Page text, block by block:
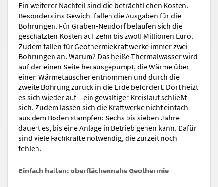
Ein weiterer Nachteil sind die beträchtlichen Kosten.
Besonders ins Gewicht fallen die Ausgaben für die
Bohrungen. Für Graben-Neudorf belaufen sich die
geschätzten Kosten auf zehn bis zwölf Millionen Euro.
Zudem fallen für Geothermiekraftwerke immer zwei
Bohrungen an. Warum? Das heiße Thermalwasser wird
auf der einen Seite herausgepumpt, die Wärme über
einen Wärmetauscher entnommen und durch die
zweite Bohrung zurück in die Erde befördert. Dort heizt
es sich wieder auf – ein gewaltiger Kreislauf schließt
sich. Zudem lassen sich die Kraftwerke nicht einfach
aus dem Boden stampfen: Sechs bis sieben Jahre
dauert es, bis eine Anlage in Betrieb gehen kann. Dafür
sind viele Fachkräfte notwendig, die zurzeit noch
fehlen.
Einfach halten: oberflächennahe Geothermie